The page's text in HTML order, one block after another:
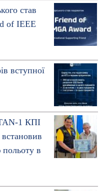
став
of IEEE
вступної
1 КПІ
встановив
польоту в